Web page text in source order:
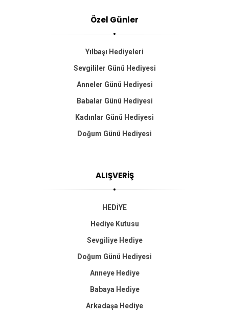
Özel Günler
Yılbaşı Hediyeleri
Sevgililer Günü Hediyesi
Anneler Günü Hediyesi
Babalar Günü Hediyesi
Kadınlar Günü Hediyesi
Doğum Günü Hediyesi
ALIŞVERİŞ
HEDİYE
Hediye Kutusu
Sevgiliye Hediye
Doğum Günü Hediyesi
Anneye Hediye
Babaya Hediye
Arkadaşa Hediye